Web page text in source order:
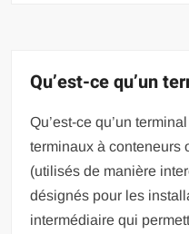
Qu’est-ce qu’un
Qu’est-ce qu’un
terminaux à conteneurs
(utilisés de manière
désignés pour les
intermédiaire qui